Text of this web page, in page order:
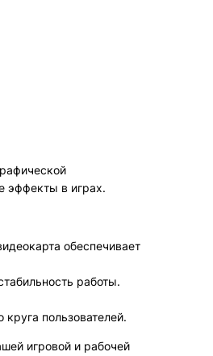
эффекты в играх.
обеспечивает
работы.
пользователей.
игровой и рабочей